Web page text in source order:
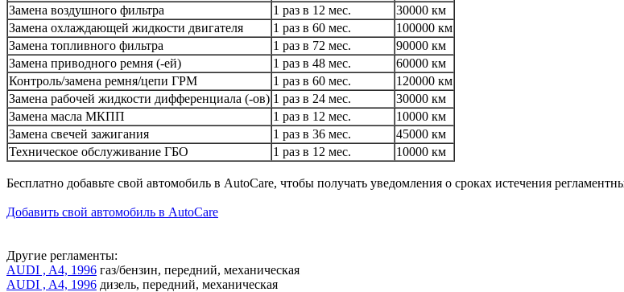
Замена воздушного фильтра
1 раз в 12 мес.
30000 км
Замена охлаждающей жидкости двигателя
1 раз в 60 мес.
100000 км
Замена топливного фильтра
1 раз в 72 мес.
90000 км
Замена приводного ремня (-ей)
1 раз в 48 мес.
60000 км
Контроль/замена ремня/цепи ГРМ
1 раз в 60 мес.
120000 км
Замена рабочей жидкости дифференциала (-ов) 1 раз в 24 мес.
30000 км
Замена масла МКПП
1 раз в 12 мес.
10000 км
Замена свечей зажигания
1 раз в 36 мес.
45000 км
Техническое обслуживание ГБО
1 раз в 12 мес. 10000 км
Бесплатно добавьте свой автомобиль в AutoCare, чтобы получать уведомления о сроках истечения
Добавить свой автомобиль в AutoCare
Другие регламенты:
AUDI , A4, 1996 газ/бензин, передний, механическая
AUDI , A4, 1996 дизель, передний, механическая